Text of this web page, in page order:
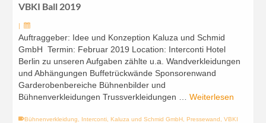
VBKI Ball 2019
|
Auftraggeber: Idee und Konzeption Kaluza und Schmid
GmbH Termin: Februar 2019 Location: Interconti Hotel
Berlin zu unseren Aufgaben zählte u.a. Wandverkleidungen
und Abhängungen Buffetrückwände Sponsorenwand
Garderobenbereiche Bühnenbilder und
Bühnenverkleidungen Trussverkleidungen … Weiterlesen
Bühnenverkleidung Interconti Kaluza und Schmid GmbH Pressewand
VBKI